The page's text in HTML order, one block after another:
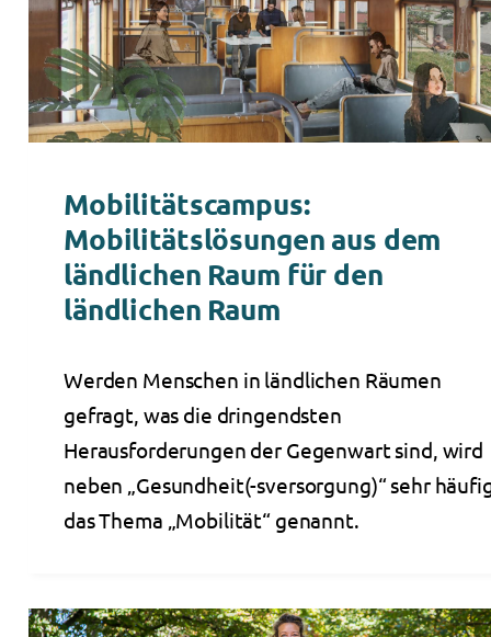
Mobilitätscampus:
Mobilitätslösungen aus dem
ländlichen Raum für den
ländlichen Raum
Werden Menschen in ländlichen Räumen
gefragt, was die dringendsten
Herausforderungen der Gegenwart sind, wird
neben „Gesundheit(-sversorgung)“ sehr
das Thema „Mobilität“ genannt.